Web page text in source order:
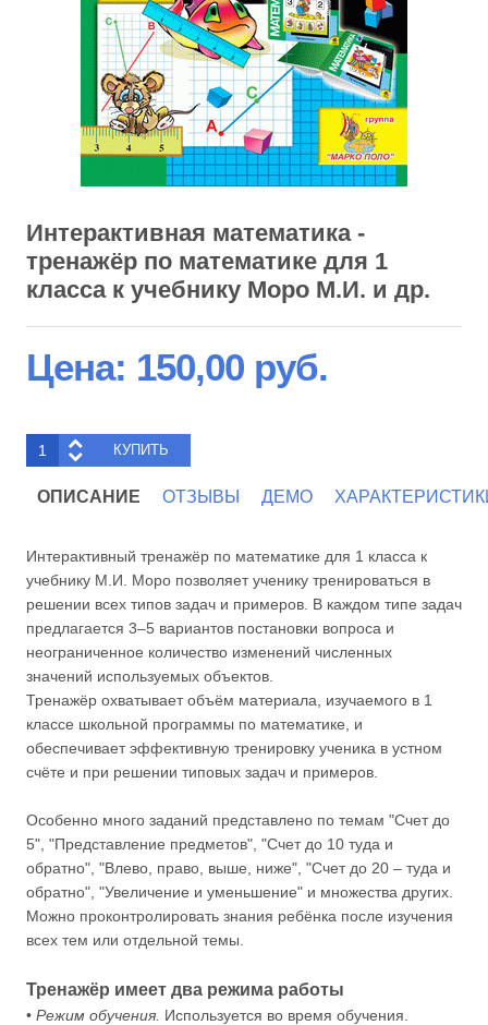
Интерактивная математика -
тренажёр по математике для 1
класса к учебнику Моро М.И. и др.
Цена: 150,00 руб.
ОПИСАНИЕ ОТЗЫВЫ ДЕМО
Интерактивный тренажёр по математике для 1 класса к
учебнику М.И. Моро позволяет ученику тренироваться в
решении всех типов задач и примеров. В каждом типе задач
предлагается 3–5 вариантов постановки вопроса и
неограниченное количество изменений численных
значений используемых объектов.
Тренажёр охватывает объём материала, изучаемого в 1
классе школьной программы по математике, и
обеспечивает эффективную тренировку ученика в устном
счёте и при решении типовых задач и примеров.
Особенно много заданий представлено по темам "Счет до
5", "Представление предметов", "Счет до 10 туда и
обратно", "Влево, право, выше, ниже", "Счет до 20 – туда и
обратно", "Увеличение и уменьшение" и множества других.
Можно проконтролировать знания ребёнка после изучения
всех тем или отдельной темы.
Тренажёр имеет два режима работы
• Режим обучения. Используется во время обучения.